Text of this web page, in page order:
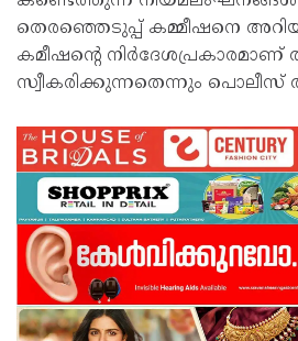
തെരഞ്ഞെടുപ്പ് കമ്മീഷനെ
കമീഷന്റെ
സ്വീകരിക്കുന്നതെന്നും പൊലീസ്